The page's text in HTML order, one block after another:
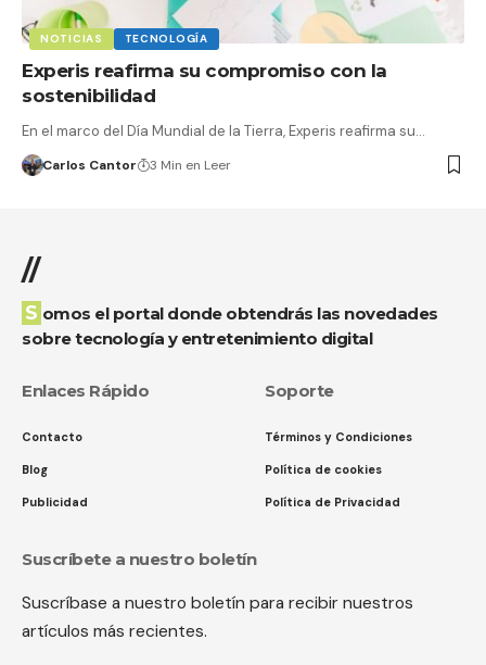
NOTICIAS TECNOLOGÍA
Experis reafirma su compromiso con la
sostenibilidad
En el marco del Día Mundial de la Tierra, Experis reafirma su…
Carlos Cantor 3 Min en Leer
//
Somos el portal donde obtendrás las novedades
sobre tecnología y entretenimiento digital
Enlaces Rápido
Contacto
Blog
Publicidad
Soporte
Términos y Condiciones
Política de cookies
Política de Privacidad
Suscríbete a nuestro boletín
Suscríbase a nuestro boletín para recibir nuestros
artículos más recientes.